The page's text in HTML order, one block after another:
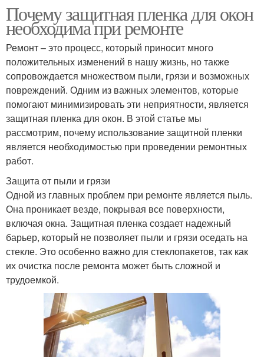
Почему защитная пленка для окон
необходима при ремонте
Ремонт – это процесс, который приносит много
положительных изменений в нашу жизнь, но также
сопровождается множеством пыли, грязи и возможных
повреждений. Одним из важных элементов, которые
помогают минимизировать эти неприятности, является
защитная пленка для окон. В этой статье мы
рассмотрим, почему использование защитной пленки
является необходимостью при проведении ремонтных
работ.
Защита от пыли и грязи
Одной из главных проблем при ремонте является пыль.
Она проникает везде, покрывая все поверхности,
включая окна. Защитная пленка создает надежный
барьер, который не позволяет пыли и грязи оседать на
стекле. Это особенно важно для стеклопакетов, так как
их очистка после ремонта может быть сложной и
трудоемкой.